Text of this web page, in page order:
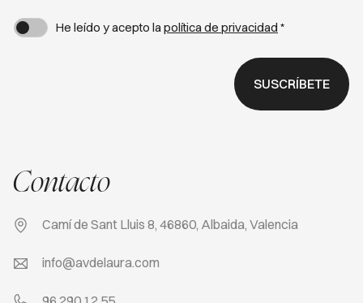
He leído y acepto la política de privacidad *
SUSCRÍBETE
Contacto
Camí de Sant Lluis 8, 46860, Albaida, Valencia
info@avdelaura.com